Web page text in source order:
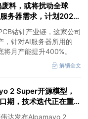
废料，或将扰动全球
务器需求，计划2027
钴针产业链，这家公司
，针对AI服务器所用的
月产能提升400%。
解锁全文
2 Super开源模型，
期，技术迭代正在重塑
红利&港股的机会
达发布Alpamayo 2